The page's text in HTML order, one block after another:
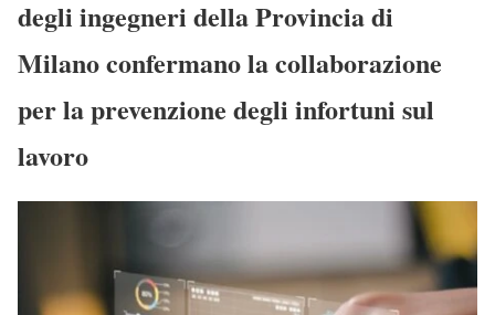
degli ingegneri della Provincia di
Milano confermano la collaborazione
per la prevenzione degli infortuni sul
lavoro